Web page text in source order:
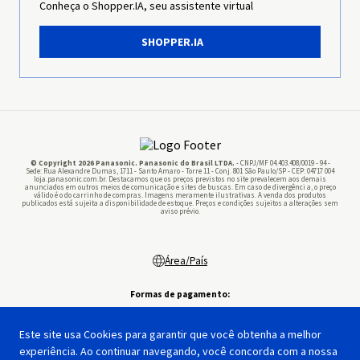
Este site usa Cookies para garantir que você obtenha a melhor
experiência. Ao continuar navegando, você concorda com a nossa
Imprensa
Panasonic Business
Pilhas
Conheça o Shopper.IA, seu assistente virtual
SHOPPER.IA
© Copyright 2026 Panasonic. Panasonic do Brasil LTDA. - CNPJ/MF 04.403.408/0019 - 94 -
Sede: Rua Alexandre Dumas, 1711 - Santo Amaro - Torre 11 - Conj. 801 São Paulo/SP - CEP: 04717 004
loja.panasonic.com.br. Destacamos que os preços previstos no site prevalecem aos demais
anunciados em outros meios de comunicação e sites de buscas. Em caso de divergênci a, o preço
válido é o do carrinho de compras. Imagens meramente ilustrativas. A venda dos produtos
publicados está sujeita a disponibilidade de estoque. Preços e condições sujeitos a alterações sem
aviso prévio.
Área/País
Formas de pagamento: